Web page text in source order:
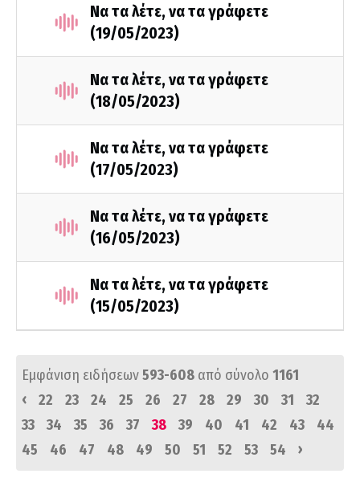
Να τα λέτε, να τα γράφετε
(19/05/2023)
Να τα λέτε, να τα γράφετε
(18/05/2023)
Να τα λέτε, να τα γράφετε
(17/05/2023)
Να τα λέτε, να τα γράφετε
(16/05/2023)
Να τα λέτε, να τα γράφετε
(15/05/2023)
Εμφάνιση ειδήσεων593-608 από σύνολο 1161
‹
22 23 24 25 26 27 28 29 30 31
32
33
34 35 36 37 38 39 40 41 42 43
44
45
46 47 48 49 50 51 52 53 54 ›